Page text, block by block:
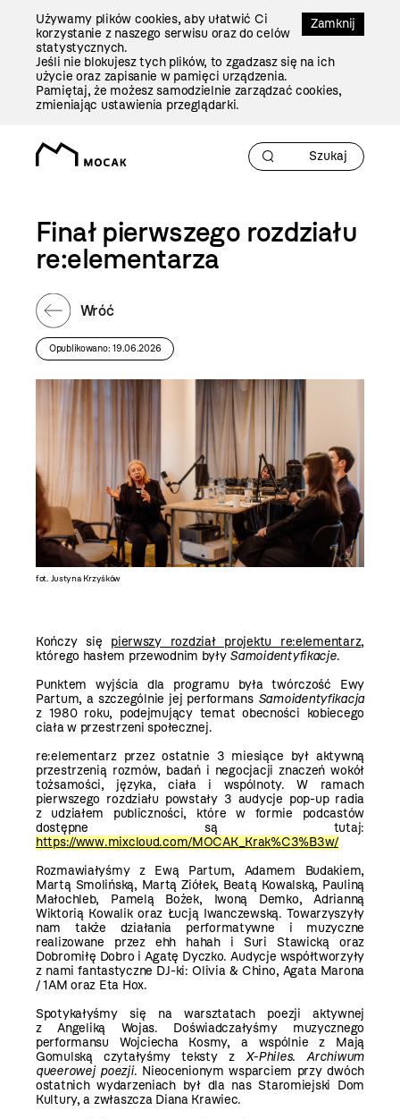
Zamknij
Używamy plików cookies, aby ułatwić Ci
korzystanie z naszego serwisu oraz do celów
statystycznych.
Jeśli nie blokujesz tych plików, to zgadzasz się na ich
użycie oraz zapisanie w pamięci urządzenia.
Pamiętaj, że możesz samodzielnie zarządzać cookies,
zmieniając ustawienia przeglądarki.
Finał pierwszego rozdziału
re:elementarza
Wróć
Opublikowano: 19.06.2026
fot. Justyna Krzyśków
Kończy się pierwszy rozdział projektu re:elementarz,
którego hasłem przewodnim były Samoidentyfikacje.
Punktem wyjścia dla programu była twórczość Ewy
Partum, a szczególnie jej performans Samoidentyfikacja
z 1980 roku, podejmujący temat obecności kobiecego
ciała w przestrzeni społecznej.
re:elementarz przez ostatnie 3 miesiące był aktywną
przestrzenią rozmów, badań i negocjacji znaczeń wokół
tożsamości, języka, ciała i wspólnoty. W ramach
pierwszego rozdziału powstały 3 audycje pop-up radia
z udziałem publiczności, które w formie podcastów
dostępne są tutaj:
https://www.mixcloud.com/MOCAK_Krak%C3%B3w/
Rozmawiałyśmy z Ewą Partum, Adamem Budakiem,
Martą Smolińską, Martą Ziółek, Beatą Kowalską, Pauliną
Małochleb, Pamelą Bożek, Iwoną Demko, Adrianną
Wiktorią Kowalik oraz Łucją Iwanczewską. Towarzyszyły
nam także działania performatywne i muzyczne
realizowane przez ehh hahah i Suri Stawicką oraz
Dobromiłę Dobro i Agatę Dyczko. Audycje współtworzyły
z nami fantastyczne DJ-ki: Olivia & Chino, Agata Marona
/ 1AM oraz Eta Hox.
Spotykałyśmy się na warsztatach poezji aktywnej
z Angeliką Wojas. Doświadczałyśmy muzycznego
performansu Wojciecha Kosmy, a wspólnie z Mają
Gomulską czytałyśmy teksty z X-Philes. Archiwum
queerowej poezji. Nieocenionym wsparciem przy dwóch
ostatnich wydarzeniach był dla nas Staromiejski Dom
Kultury, a zwłaszcza Diana Krawiec.